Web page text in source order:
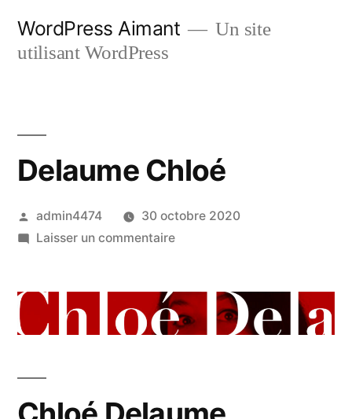
WordPress Aimant
Un site
utilisant WordPress
Delaume Chloé
Publié
par
admin4474
30 octobre 2020
Laisser un commentairesur